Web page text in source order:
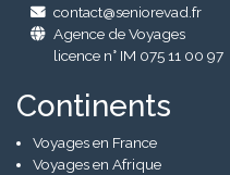
contact@seniorevad.fr
Agence de Voyages
licence n° IM 075 11 00 97
Continents
Voyages en France
Voyages en Afrique